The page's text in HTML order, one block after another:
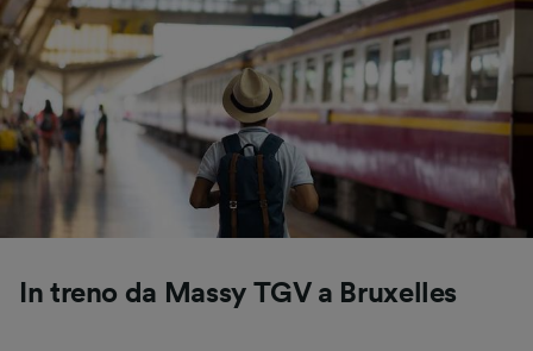
In treno da Massy TGV a Bruxelles